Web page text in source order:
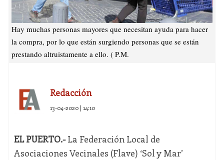
Hay muchas personas mayores que necesitan ayuda para hacer
la compra, por lo que están surgiendo personas que se están
prestando altruistamente a ello. ( P.M.
Redacción
13-04-2020 | 14:10
EL PUERTO.-La Federación Local de
Asociaciones Vecinales (Flave) ‘Sol y Mar’